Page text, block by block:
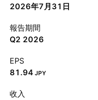
2026年7月31日
報告期間
Q2 2026
EPS
81.94 JPY
收入